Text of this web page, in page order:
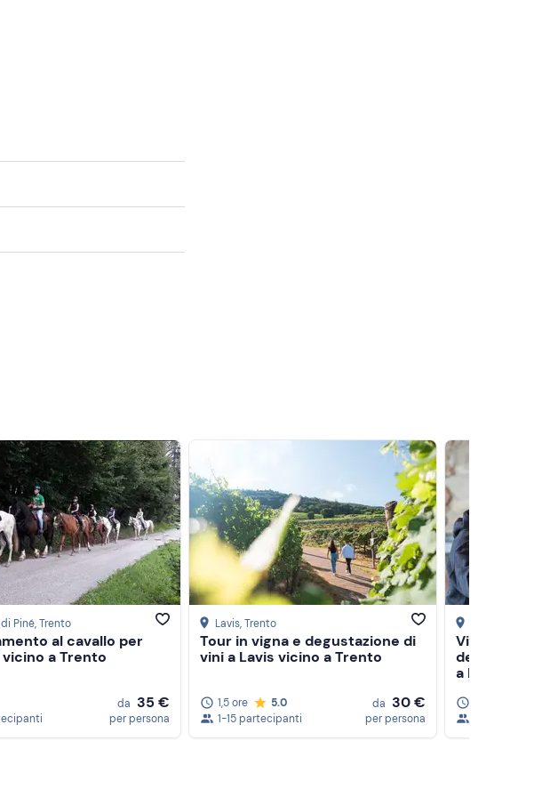
Piné, Trento
al cavallo per
a Trento
da 35 €
per persona
Lavis, Trento
Tour in vigna e degustazione di
vini a Lavis vicino a Trento
1,5 ore
5.0
1-15 partecipanti
da 30 €
per persona
Visita
a Folgaria